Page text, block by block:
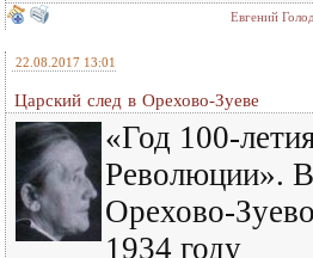
Евгений
22.08.2017 13:01
Царский след в Орехово-Зуеве
«Год 100-
Революции». В
Орехово-
1934 году